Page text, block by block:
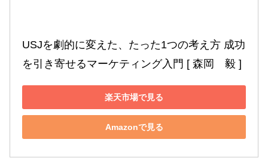
USJを劇的に変えた、たった1つの考え方 成功
を引き寄せるマーケティング入門 [ 森岡　毅 ]
楽天市場で見る
Amazonで見る